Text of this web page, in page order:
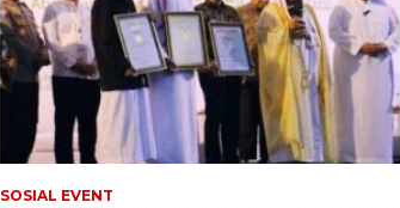
SOSIAL EVENT